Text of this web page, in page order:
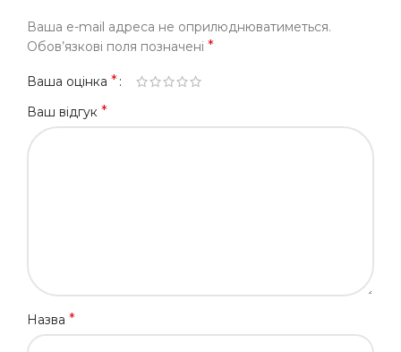
Ваша e-mail адреса не оприлюднюватиметься.
Обов’язкові поля позначені *
Ваша оцінка *
Ваш відгук *
Назва *